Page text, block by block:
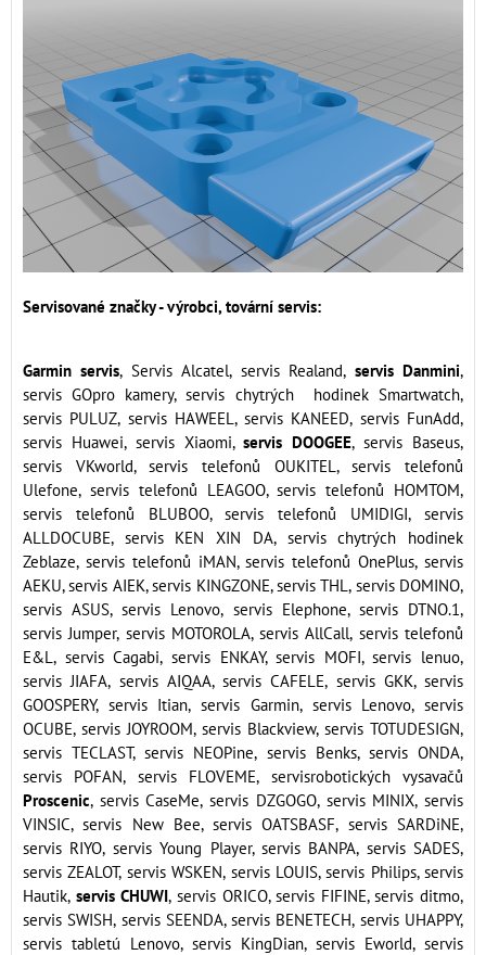
Servisované značky - výrobci, tovární servis:
Garmin servis, Servis Alcatel, servis Realand, servis Danmini,
servis GOpro kamery, servis chytrých hodinek Smartwatch,
servis PULUZ, servis HAWEEL, servis KANEED, servis FunAdd,
servis Huawei, servis Xiaomi,servis DOOGEE, servis Baseus,
servis VKworld, servis telefonů OUKITEL, servis telefonů
Ulefone, servis telefonů LEAGOO, servis telefonů HOMTOM,
servis telefonů BLUBOO, servis telefonů UMIDIGI, servis
ALLDOCUBE, servis KEN XIN DA, servis chytrých hodinek
Zeblaze, servis telefonů iMAN, servis telefonů OnePlus, servis
AEKU, servis AIEK, servis KINGZONE, servis THL, servis DOMINO,
servis ASUS, servis Lenovo, servis Elephone, servis DTNO.1,
servis Jumper, servis MOTOROLA, servis AllCall, servis telefonů
E&L, servis Cagabi, servis ENKAY, servis MOFI, servis lenuo,
servis JIAFA, servis AIQAA, servis CAFELE, servis GKK, servis
GOOSPERY, servis Itian, servis Garmin, servis Lenovo, servis
OCUBE, servis JOYROOM, servis Blackview, servis TOTUDESIGN,
servis TECLAST, servis NEOPine, servis Benks, servis ONDA,
servis POFAN, servis FLOVEME, servisrobotických vysavačů
Proscenic, servis CaseMe, servis DZGOGO, servis MINIX, servis
VINSIC, servis New Bee, servis OATSBASF, servis SARDiNE,
servis RIYO, servis Young Player, servis BANPA, servis SADES,
servis ZEALOT, servis WSKEN, servis LOUIS, servis Philips, servis
Hautik, servis CHUWI, servis ORICO, servis FIFINE, servis ditmo,
servis SWISH, servis SEENDA, servis BENETECH, servis UHAPPY,
servis tabletú Lenovo, servis KingDian, servis Eworld, servis